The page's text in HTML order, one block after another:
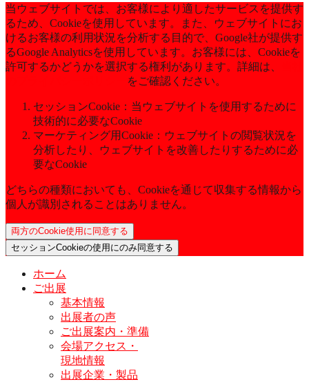
当ウェブサイトでは、お客様により適したサービスを提供す
るため、Cookieを使用しています。また、ウェブサイトにお
けるお客様の利用状況を分析する目的で、Google社が提供す
るGoogle Analyticsを使用しています。お客様には、Cookieを
許可するかどうかを選択する権利があります。詳細は、
をご確認ください。
セッションCookie：当ウェブサイトを使用するために
技術的に必要なCookie
マーケティング用Cookie：ウェブサイトの閲覧状況を
分析したり、ウェブサイトを改善したりするために必
要なCookie
どちらの種類においても、Cookieを通じて収集する情報から
個人が識別されることはありません。
両方のCookie使用に同意する
セッションCookieの使用にのみ同意する
ホーム
ご出展
基本情報
出展者の声
ご出展案内・準備
会場アクセス・
現地情報
出展企業・製品